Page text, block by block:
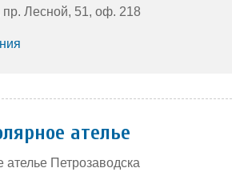
пр. Лесной, 51, оф. 218
ателье
ателье Петрозаводска